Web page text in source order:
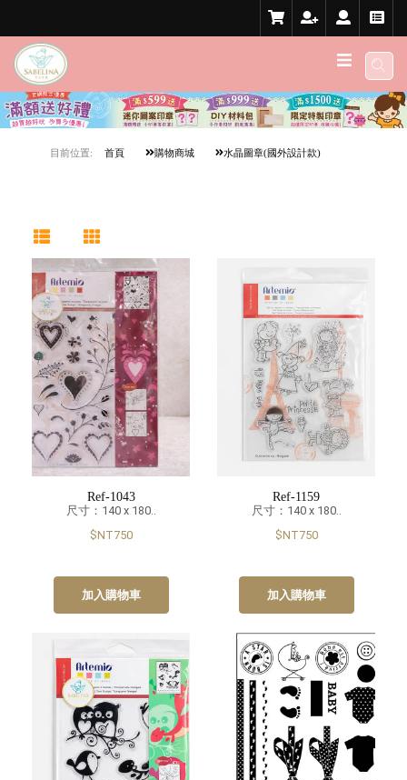
目前位置: 首頁 購物商城 水晶圖章(國外設計款)
Ref-1043
尺寸：140 x 180..
$NT750
加入購物車
Ref-1159
尺寸：140 x 180..
$NT750
加入購物車